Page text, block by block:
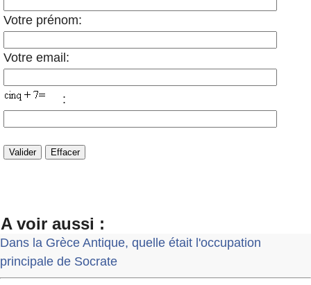
Votre prénom:
Votre email:
:
A voir aussi :
Dans la Grèce Antique, quelle était l'occupation
principale de Socrate